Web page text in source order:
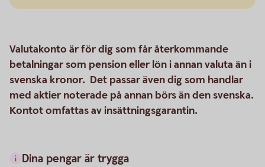
Valutakonto är för dig som får återkommande
betalningar som pension eller lön i annan valuta än i
svenska kronor. Det passar även dig som handlar
med aktier noterade på annan börs än den svenska.
Kontot omfattas av insättningsgarantin.
Dina pengar är trygga